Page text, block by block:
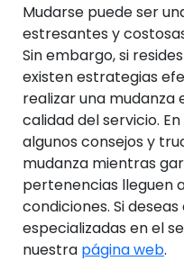
Mudarse puede ser
estresantes y
Sin embargo, si
existen estrategias
realizar una mudanza
calidad del servicio.
algunos consejos y
mudanza mientras
pertenencias lleguen
condiciones. Si
especializadas en el
nuestra página web.